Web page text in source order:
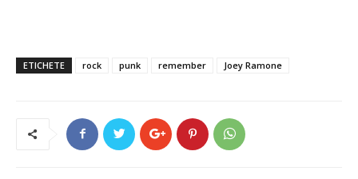
ETICHETE rock punk remember Joey Ramone